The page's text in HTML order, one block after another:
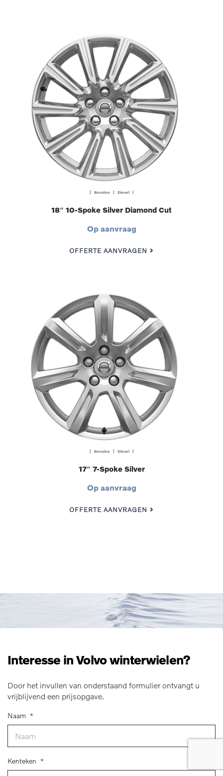
| Benzine | Diesel |
18″ 10-Spoke Silver Diamond Cut
Op aanvraag
OFFERTE AANVRAGEN
| Benzine | Diesel |
17″ 7-Spoke Silver
Op aanvraag
OFFERTE AANVRAGEN
Interesse in Volvo winterwielen?
Door het invullen van onderstaand formulier ontvangt u
vrijblijvend een prijsopgave.
Naam *
Kenteken *